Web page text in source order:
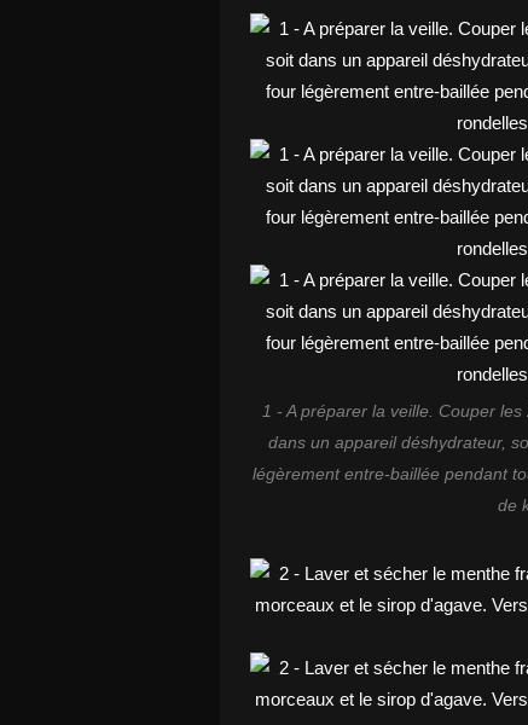
1 - A préparer la veille. Couper
dans un appareil déshydrateur,
légèrement entre-baillée pendant
de